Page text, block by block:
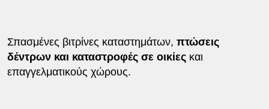
Σπασμένες βιτρίνες καταστημάτων, πτώσεις
δέντρων και καταστροφές σε οικίεςκαι
επαγγελματικούς χώρους.